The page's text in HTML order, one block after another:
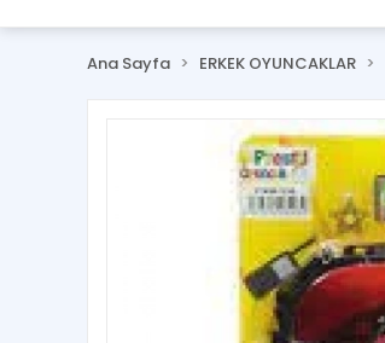
Ana Sayfa ERKEK OYUNCAKLAR